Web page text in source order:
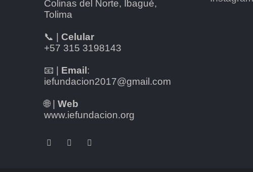
Colinas del Norte, Ibagué,
Tolima
📞 | Celular
+57 315 3198143
📧 | Email :
iefundacion2017@gmail.com
🌐 | Web
www.iefundacion.org